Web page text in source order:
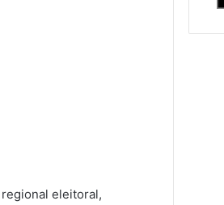
eleitoral,